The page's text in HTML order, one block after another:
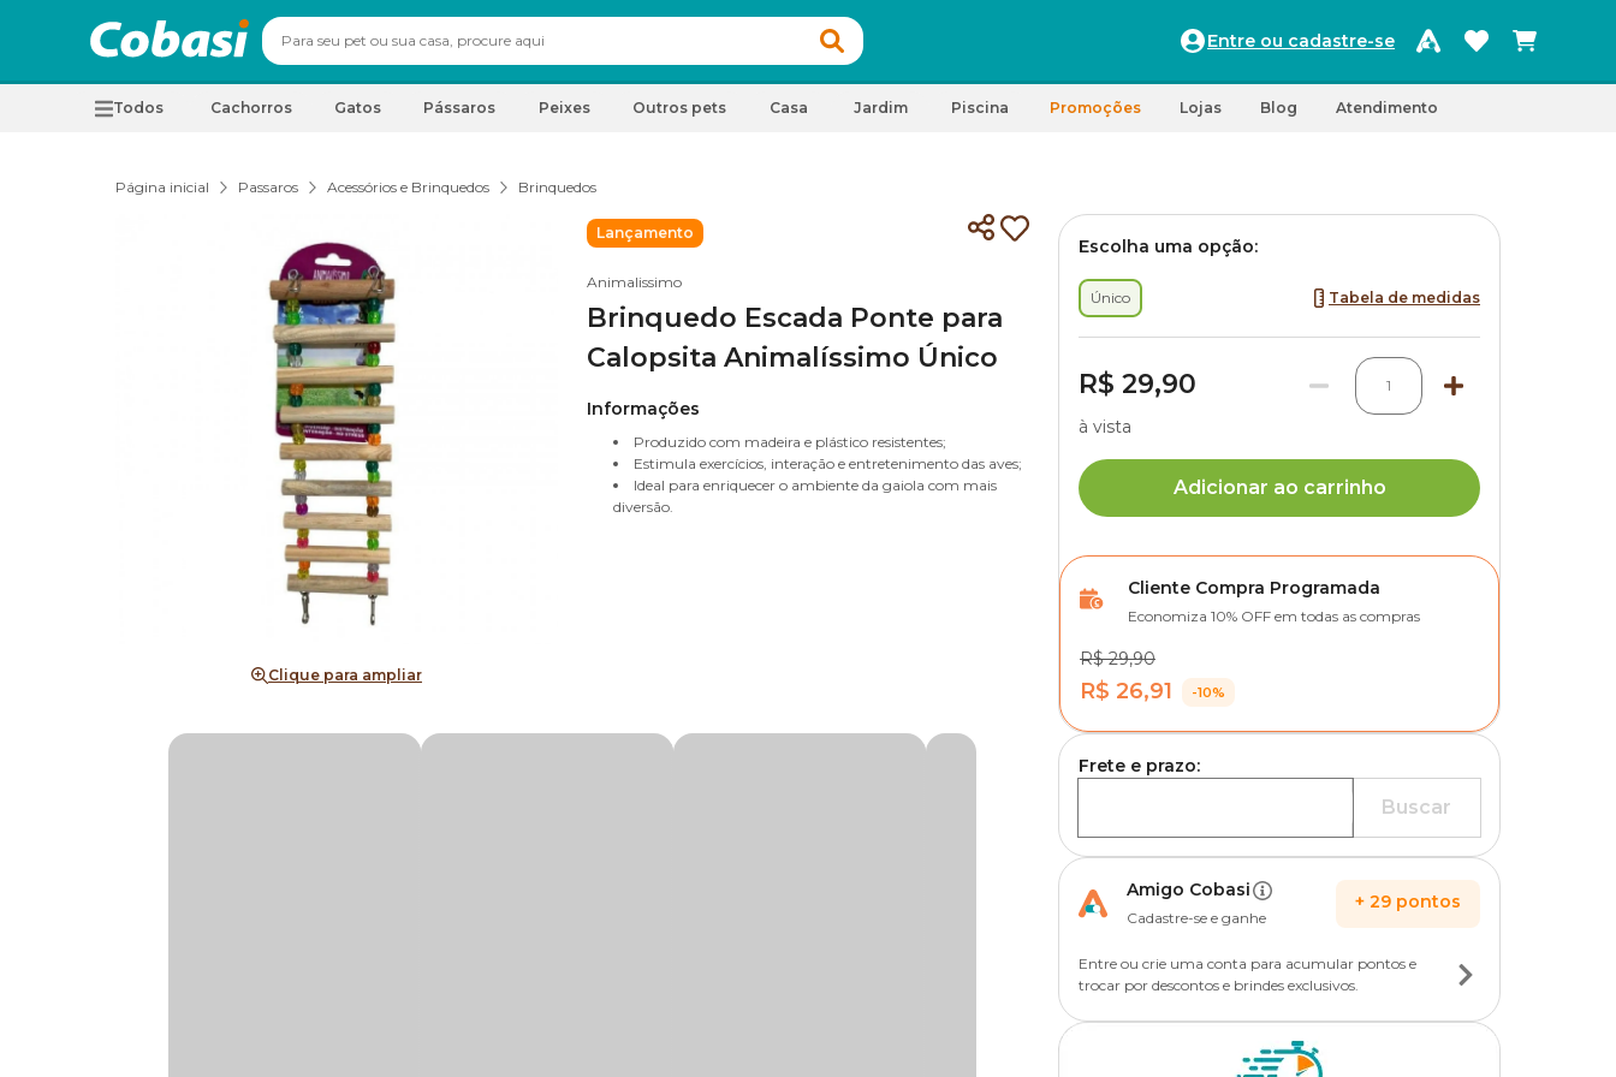
Entre ou cadastre-se
Todos Cachorros Gatos Pássaros Peixes Outros pets Casa Jardim Piscina Promoções Lojas Blog Atendimento
Página inicial Passaros Acessórios e Brinquedos Brinquedos
Clique para ampliar
Lançamento
Animalissimo
Brinquedo Escada Ponte para
Calopsita Animalíssimo Único
Informações
Produzido com madeira e plástico resistentes;
Estimula exercícios, interação e entretenimento das aves;
Ideal para enriquecer o ambiente da gaiola com mais
diversão.
Escolha uma opção:
Único Tabela de medidas
R$ 29,90 1
à vista
Adicionar ao carrinho
Cliente Compra Programada
Economiza 10% OFF em todas as compras
R$ 29,90
R$ 26,91 -10%
Frete e prazo:
Buscar
Amigo Cobasi
Cadastre-se e ganhe
+ 29 pontos
Entre ou crie uma conta para acumular pontos e
trocar por descontos e brindes exclusivos.